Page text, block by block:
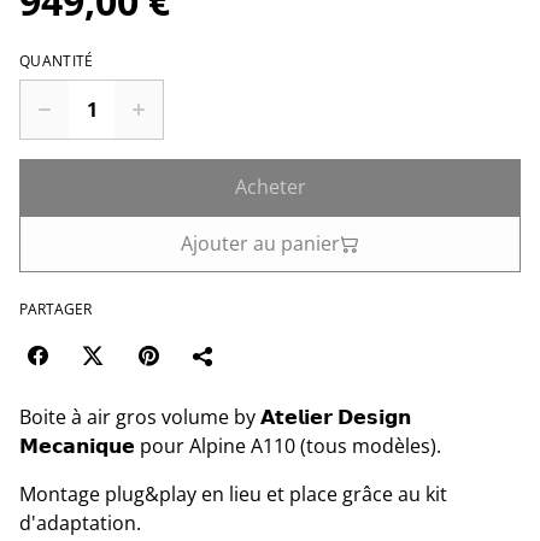
QUANTITÉ
Acheter
Ajouter au panier
PARTAGER
Boite à air gros volume by 𝗔𝘁𝗲𝗹𝗶𝗲𝗿 𝗗𝗲𝘀𝗶𝗴𝗻
𝗠𝗲𝗰𝗮𝗻𝗶𝗾𝘂𝗲 pour Alpine A110 (tous modèles).
Montage plug&play en lieu et place grâce au kit
d'adaptation.